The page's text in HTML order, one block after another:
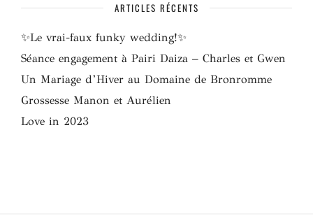
ARTICLES RÉCENTS
✨Le vrai-faux funky wedding!✨
Séance engagement à Pairi Daiza – Charles et Gwen
Un Mariage d’Hiver au Domaine de Bronromme
Grossesse Manon et Aurélien
Love in 2023